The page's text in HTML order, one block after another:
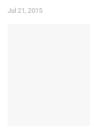
Jul 21, 2015